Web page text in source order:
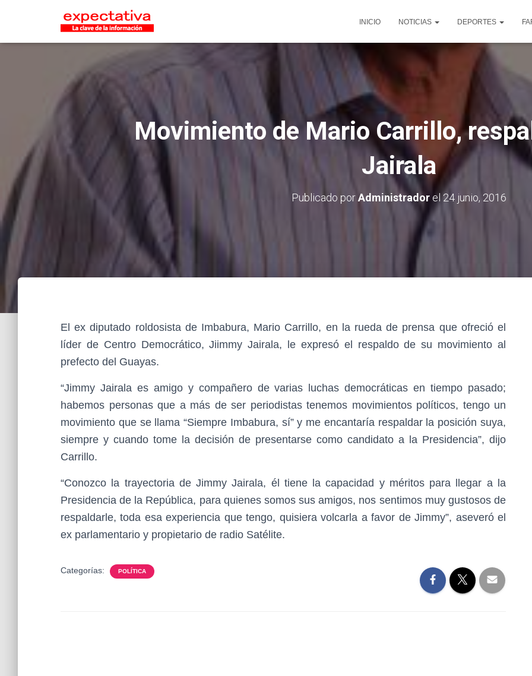
INICIO NOTICIAS DEPORTES
Movimiento de Mario Carrillo,
Jairala
Publicado porAdministrador el24 junio, 2016
El ex diputado roldosista de Imbabura, Mario Carrillo, en la rueda de prensa que ofreció el
líder de Centro Democrático, Jiimmy Jairala, le expresó el respaldo de su movimiento al
prefecto del Guayas.
“Jimmy Jairala es amigo y compañero de varias luchas democráticas en tiempo pasado;
habemos personas que a más de ser periodistas tenemos movimientos políticos, tengo un
movimiento que se llama “Siempre Imbabura, sí” y me encantaría respaldar la posición suya,
siempre y cuando tome la decisión de presentarse como candidato a la Presidencia”, dijo
Carrillo.
“Conozco la trayectoria de Jimmy Jairala, él tiene la capacidad y méritos para llegar a la
Presidencia de la República, para quienes somos sus amigos, nos sentimos muy gustosos de
respaldarle, toda esa experiencia que tengo, quisiera volcarla a favor de Jimmy”, aseveró el
ex parlamentario y propietario de radio Satélite.
Categorías: POLÍTICA